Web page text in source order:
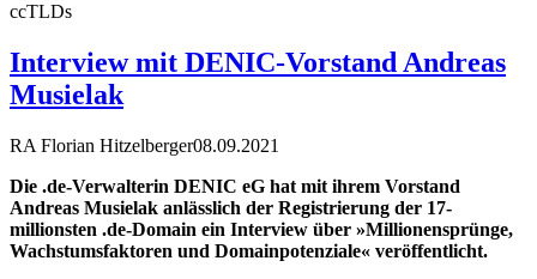
ccTLDs
Interview mit DENIC-Vorstand Andreas
Musielak
RA Florian Hitzelberger08.09.2021
Die .de-Verwalterin DENIC eG hat mit ihrem Vorstand
Andreas Musielak anlässlich der Registrierung der 17-
millionsten .de-Domain ein Interview über »Millionensprünge,
Wachstumsfaktoren und Domainpotenziale« veröffentlicht.